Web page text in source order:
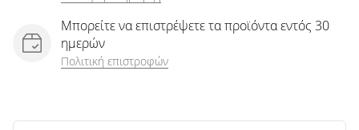
Μπορείτε να επιστρέψετε τα προϊόντα εντός 30
ημερών
Πολιτική επιστροφών